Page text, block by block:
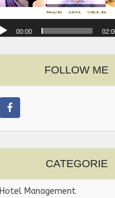
00:00
FOLLOW ME
CATEGORIE
Hotel Management